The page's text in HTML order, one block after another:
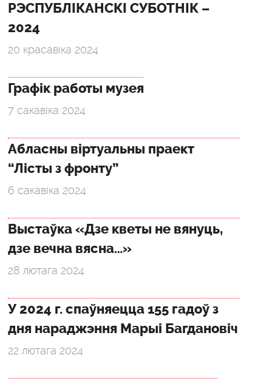
РЭСПУБЛІКАНСКІ СУБОТНІК –
2024
20 красавіка 2024
Графік работы музея
7 сакавіка 2024
Абласны віртуальны праект
“Лісты з фронту”
6 сакавіка 2024
Выстаўка «Дзе кветы не вянуць,
дзе вечна вясна…»
28 лютага 2024
У 2024 г. спаўняецца 155 гадоў з
дня нараджэння Марыі Багдановіч
22 лютага 2024